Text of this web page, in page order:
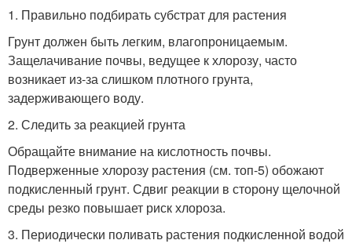
1. Правильно подбирать субстрат для растения
Грунт должен быть легким, влагопроницаемым.
Защелачивание почвы, ведущее к хлорозу, часто
возникает из-за слишком плотного грунта,
задерживающего воду.
2. Следить за реакцией грунта
Обращайте внимание на кислотность почвы.
Подверженные хлорозу растения (см. топ-5) обожают
подкисленный грунт. Сдвиг реакции в сторону щелочной
среды резко повышает риск хлороза.
3. Периодически поливать растения подкисленной водой